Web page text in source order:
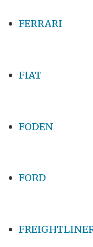
FERRARI
FIAT
FODEN
FORD